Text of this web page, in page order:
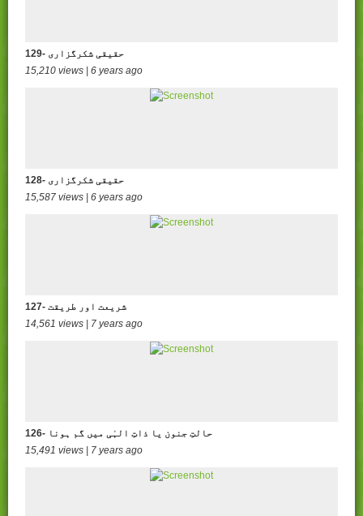
129- حقیقی شکرگزاری
15,210 views | 6 years ago
128- حقیقی شکرگزاری
15,587 views | 6 years ago
127- شریعت اور طریقت
14,561 views | 7 years ago
126- حالتِ جنون یا ذاتِ الہٰی میں گم ہونا
15,491 views | 7 years ago